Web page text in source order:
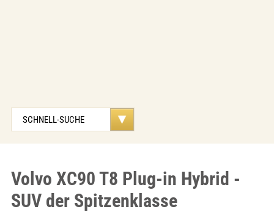
Volvo XC90 T8 Plug-in Hybrid -
SUV der Spitzenklasse